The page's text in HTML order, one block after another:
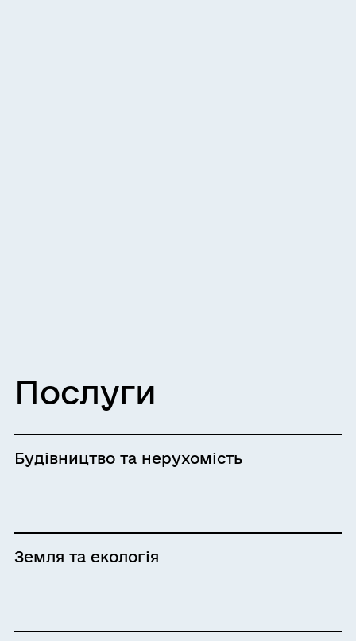
Послуги
Будівництво та нерухомість
Земля та екологія